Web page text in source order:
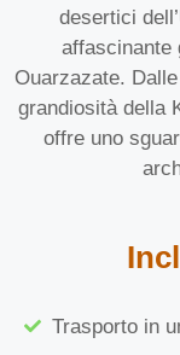
desertici
affascinante
Ouarzazate.
grandiosità della
offre uno
Trasporto in